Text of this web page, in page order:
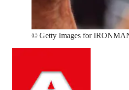
© Getty Images for